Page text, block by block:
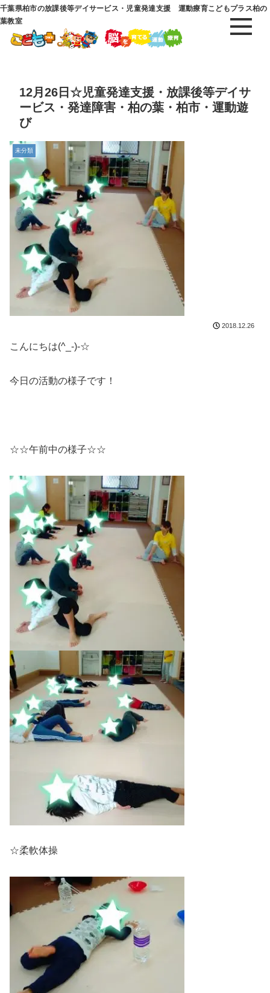
千葉県柏市の放課後等デイサービス・児童発達支援 運動療育こどもプラス柏の
葉教室
12月26日☆児童発達支援・放課後等デイサ
ービス・発達障害・柏の葉・柏市・運動遊
び
未分類
2018.12.26
こんにちは(^_-)-☆
今日の活動の様子です！
☆☆午前中の様子☆☆
☆柔軟体操